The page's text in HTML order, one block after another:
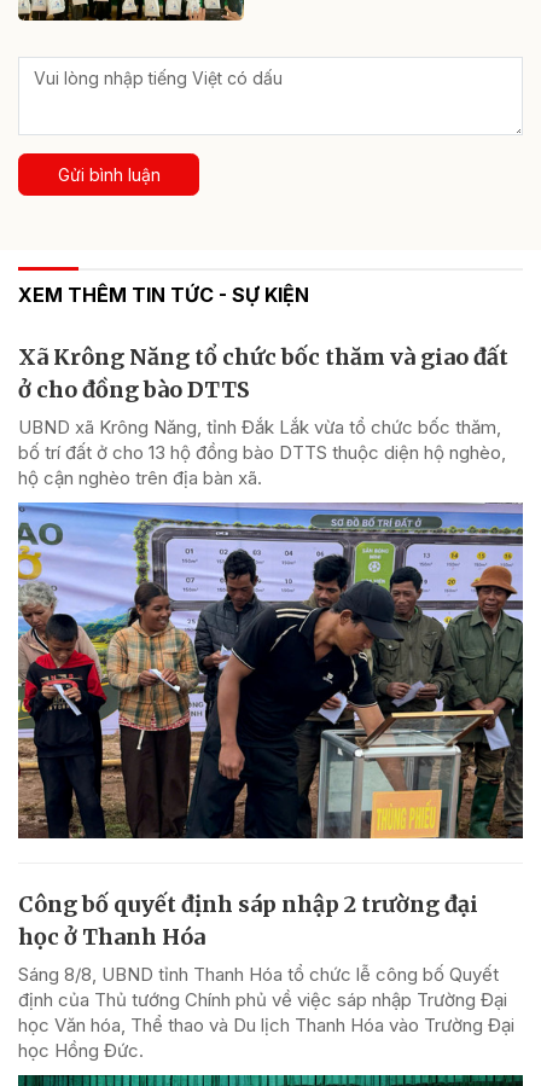
Gửi bình luận
XEM THÊM TIN TỨC - SỰ KIỆN
Xã Krông Năng tổ chức bốc thăm và giao đất
ở cho đồng bào DTTS
UBND xã Krông Năng, tỉnh Đắk Lắk vừa tổ chức bốc thăm,
bố trí đất ở cho 13 hộ đồng bào DTTS thuộc diện hộ nghèo,
hộ cận nghèo trên địa bàn xã.
Công bố quyết định sáp nhập 2 trường đại
học ở Thanh Hóa
Sáng 8/8, UBND tỉnh Thanh Hóa tổ chức lễ công bố Quyết
định của Thủ tướng Chính phủ về việc sáp nhập Trường Đại
học Văn hóa, Thể thao và Du lịch Thanh Hóa vào Trường Đại
học Hồng Đức.